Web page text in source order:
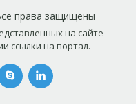
права защищены
на сайте
ссылки на портал.